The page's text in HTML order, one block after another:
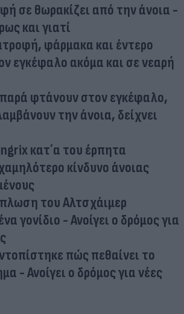
σε θωρακίζει από την άνοια -
και γιατί
φάρμακα και έντερο
εγκέφαλο ακόμα και σε νεαρή
φτάνουν στον εγκέφαλο,
την άνοια, δείχνει
κατ΄α του έρπητα
κίνδυνο άνοιας
του Αλτσχάιμερ
γονίδιο - Ανοίγει ο δρόμος για
πώς πεθαίνει το
- Ανοίγει ο δρόμος για νέες